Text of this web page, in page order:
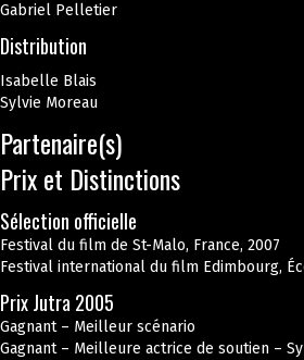
Gabriel Pelletier
Distribution
Isabelle Blais
Sylvie Moreau
Partenaire(s)
Prix et Distinctions
Sélection officielle
Festival du film de St-Malo, France, 2007
Festival international du film Edimbourg,
Prix Jutra 2005
Gagnant – Meilleur scénario
Gagnant – Meilleure actrice de soutien –